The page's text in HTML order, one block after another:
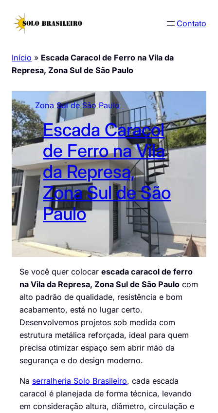
para
Contato
Início » Escada Caracol de Ferro na Vila da
Represa, Zona Sul de São Paulo
Zona Sul de São Paulo
Escada Caracol
de Ferro na Vila
da Represa,
Zona Sul de São
Paulo
Se você quer colocar escada caracol de ferro
na Vila da Represa, Zona Sul de São Paulo com
alto padrão de qualidade, resistência e bom
acabamento, está no lugar certo.
Desenvolvemos projetos sob medida com
estrutura metálica reforçada, ideal para quem
precisa otimizar espaço sem abrir mão da
segurança e do design moderno.
Na serralheria Solo Brasileiro, cada escada
caracol é planejada de forma técnica, levando
em consideração altura, diâmetro, circulação e